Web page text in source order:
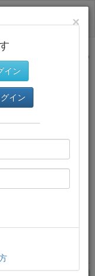
サイトトップに戻る
×
イン
イン